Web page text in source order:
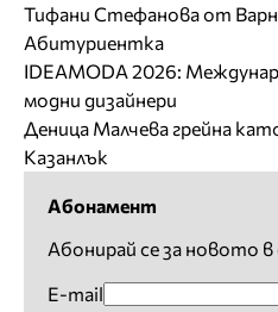
Тифани Стефанова от
Абитуриентка
IDEAMODA 2026:
модни дизайнери
Деница Малчева грейна
Казанлък
Абонамент
Абонирай се за новото
E-mail